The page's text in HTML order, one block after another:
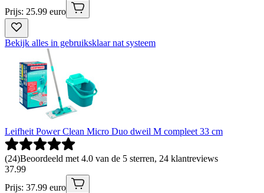
Prijs: 25.99 euro
Bekijk alles in gebruiksklaar nat systeem
Leifheit Power Clean Micro Duo dweil M compleet 33 cm
(24)Beoordeeld met 4.0 van de 5 sterren, 24 klantreviews
37.99
Prijs: 37.99 euro